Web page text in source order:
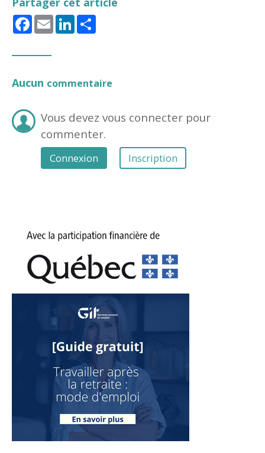
Facebook
EmailLinkedIn
Aucun commentaire
Vous devez vous connecter pour
commenter.
Connexion Inscription